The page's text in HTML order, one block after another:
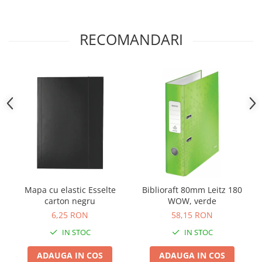
Pantaloni cu pieptar
Impermeabile
Reflectorizante
Echipamente medicale
Manusi de protectie
Accesorii pentru protectia capului
Casti de protectie
Ochelari de protectie si viziere
RECOMANDARI
Mapa cu elastic Esselte
carton negru
6,25 RON
IN STOC
ADAUGA IN COS
Biblioraft 80mm Leitz 180
WOW, verde
58,15 RON
IN STOC
ADAUGA IN COS